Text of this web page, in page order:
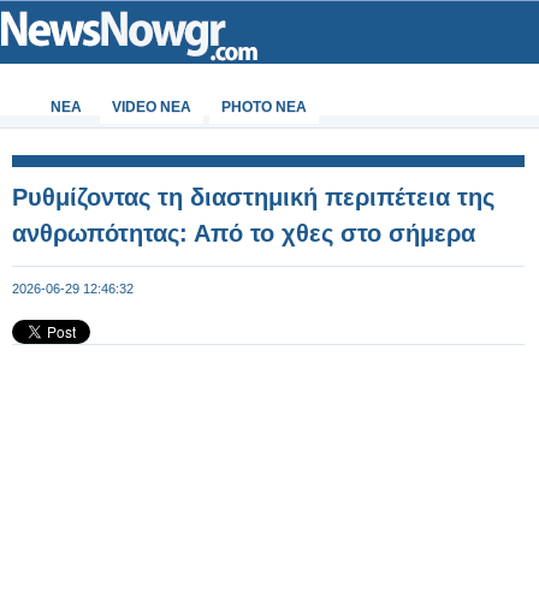
ΝΕΑ VIDEO NEA PHOTO NEA
Ρυθμίζοντας τη διαστημική περιπέτεια της
ανθρωπότητας: Από το χθες στο σήμερα
2026-06-29 12:46:32